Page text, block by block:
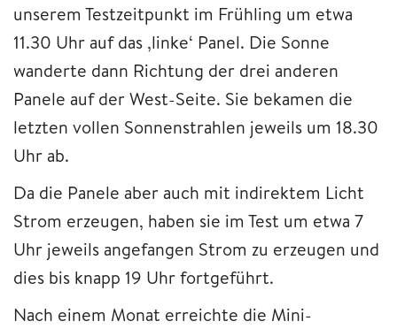
unserem Testzeitpunkt im Frühling um etwa
11.30 Uhr auf das ‚linke‘ Panel. Die Sonne
wanderte dann Richtung der drei anderen
Panele auf der West-Seite. Sie bekamen die
letzten vollen Sonnenstrahlen jeweils um 18.30
Uhr ab.
Da die Panele aber auch mit indirektem Licht
Strom erzeugen, haben sie im Test um etwa 7
Uhr jeweils angefangen Strom zu erzeugen und
dies bis knapp 19 Uhr fortgeführt.
Nach einem Monat erreichte die Mini-